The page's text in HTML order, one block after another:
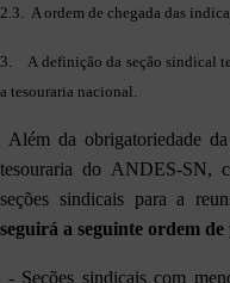
2.3. A ordem de chegada das
3. A definição da seção sindical
a tesouraria nacional.
Além da obrigatoriedade
tesouraria do ANDES-SN,
seções sindicais para a
seguirá a seguinte ordem
- Seções sindicais com